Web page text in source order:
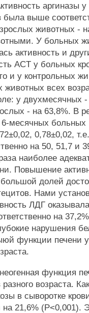
аргиназы
выше
животных -
У больных
активность и
ACT у больных
и у контрольных
всех
у двухмесячных
- на 63,8%. В
месячных больных
0,78±0,02,
на 50, 51,7 и
наиболее
Повышение
долей
Нами
ЛДГ
на
нарушения
функции печени
функция
возраста.
в сыворотке
21,6% (Р<0,001).